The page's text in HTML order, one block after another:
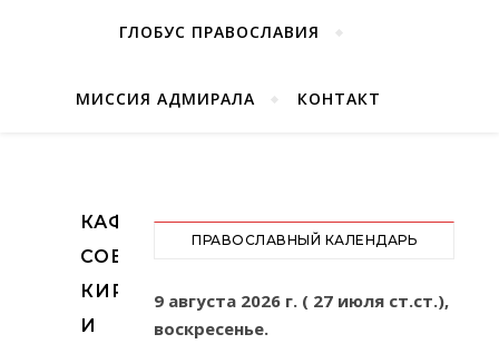
ГЛОБУС ПРАВОСЛАВИЯ
МИССИЯ АДМИРАЛА КОНТАКТ
КАФЕДРАЛЬНЫЙ
СОБОР
КИРИЛЛА
И
ПРАВОСЛАВНЫЙ КАЛЕНДАРЬ
9 августа 2026 г. ( 27 июля ст.ст.),
воскресенье.